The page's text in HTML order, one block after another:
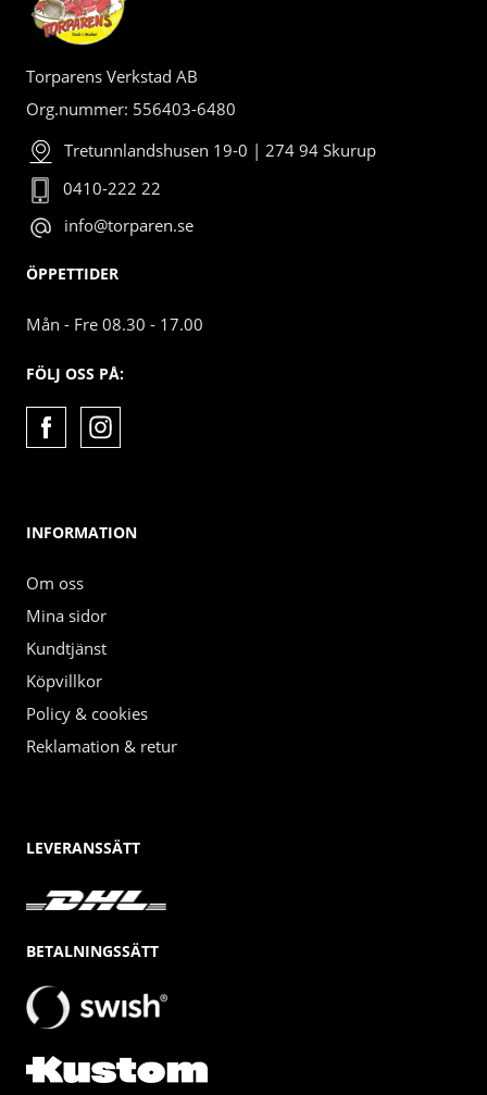
Torparens Verkstad AB
Org.nummer: 556403-6480
Tretunnlandshusen 19-0 | 274 94 Skurup
0410-222 22
info@torparen.se
ÖPPETTIDER
Mån - Fre 08.30 - 17.00
FÖLJ OSS PÅ:
INFORMATION
Om oss
Mina sidor
Kundtjänst
Köpvillkor
Policy & cookies
Reklamation & retur
LEVERANSSÄTT
BETALNINGSSÄTT